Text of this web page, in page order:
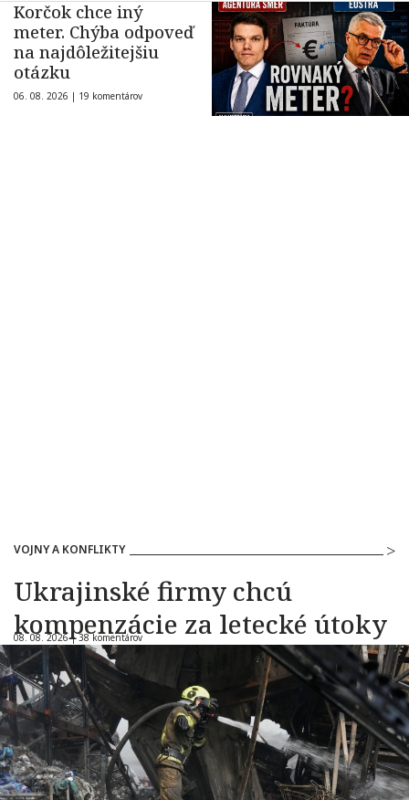
Korčok chce iný
meter. Chýba odpoveď
na najdôležitejšiu
otázku
06. 08. 2026 | 19 komentárov
VOJNY A KONFLIKTY
Ukrajinské firmy chcú
kompenzácie za letecké útoky
08. 08. 2026 |38 komentárov